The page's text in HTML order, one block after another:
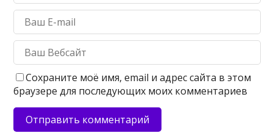
Сохраните моё имя, email и адрес сайта в этом
браузере для последующих моих комментариев